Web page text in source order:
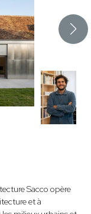
Sacco opère
et à